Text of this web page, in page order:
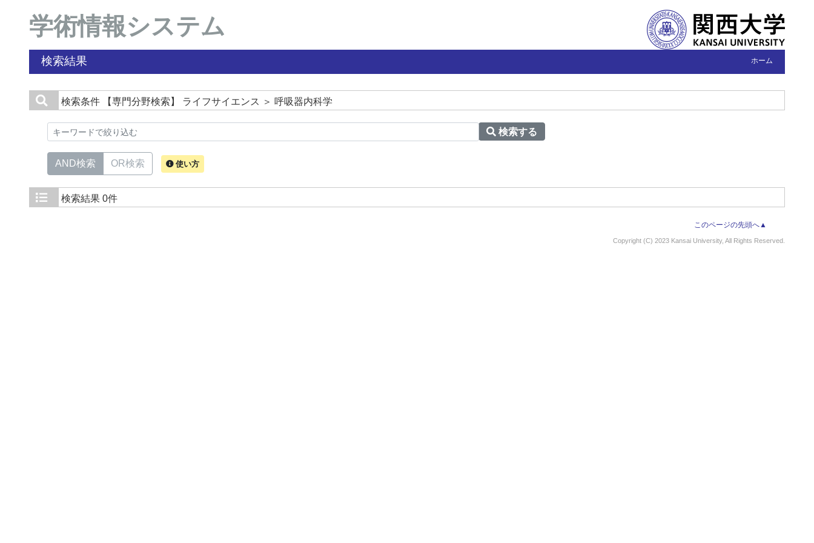
学術情報システム
検索結果 ホーム
検索条件 【専門分野検索】 ライフサイエンス ＞ 呼吸器内科学
検索する
AND検索 OR検索 使い方
検索結果 0件
このページの先頭へ▲
Copyright (C) 2023 Kansai University, All Rights Reserved.